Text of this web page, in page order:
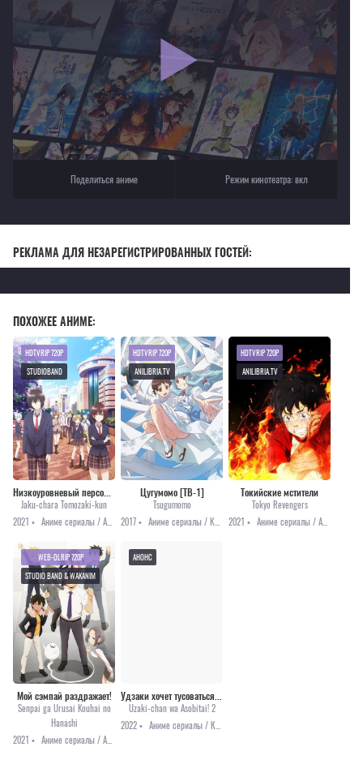
Если видео не работает, обновите страницу или выберите другой плеер!
Для просмотра некоторых аниме необходимо установить VPN
Текущее воспроизведение：Младшая сестра друга меня так раздражает!
Поделиться аниме Режим кинотеатра:вкл
РЕКЛАМА ДЛЯ НЕЗАРЕГИСТРИРОВАННЫХ ГОСТЕЙ:
ПОХОЖЕЕ АНИМЕ:
Jaku-chara Tomozaki-kun
2021 •
HDTVRIP 720P
STUDIOBAND
Цугумомо [ТВ-1]
Tsugumomo
2017 •
HDTVRIP 720P
ANILIBRIA.TV
Токийские мстители
Tokyo Revengers
2021 •
HDTVRIP 720P
ANILIBRIA.TV
Мой сэмпай раздражает!
Senpai ga Urusai Kouhai no
Hanashi
2021 •
Аниме сериалы / Аниме 2021 / Комедия / Романтика / Онгоинги
WEB-DLRIP 720P
STUDIO BAND & WAKANIM
Удзаки хочет тусоваться! [ТВ-2]
Uzaki-chan wa Asobitai! 2
2022 •
Аниме сериалы / Комедия / Романтика / Анонсы
АНОНС